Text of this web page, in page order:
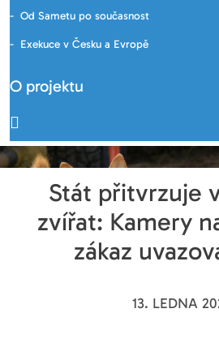
Od Sametu po současnost
Exekuce v Česku a Evropě
O projektu
Stát přitvrzuje
zvířat: Kamery
zákaz
13. LEDNA